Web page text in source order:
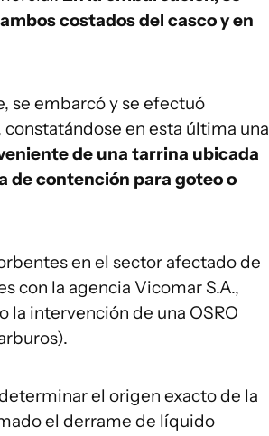
costados del casco y en
se embarcó y se efectuó
en esta última una
de una tarrina ubicada
de contención para goteo o
en el sector afectado de
con la agencia Vicomar S.A.,
la intervención de una OSRO
el origen exacto de la
el derrame de líquido